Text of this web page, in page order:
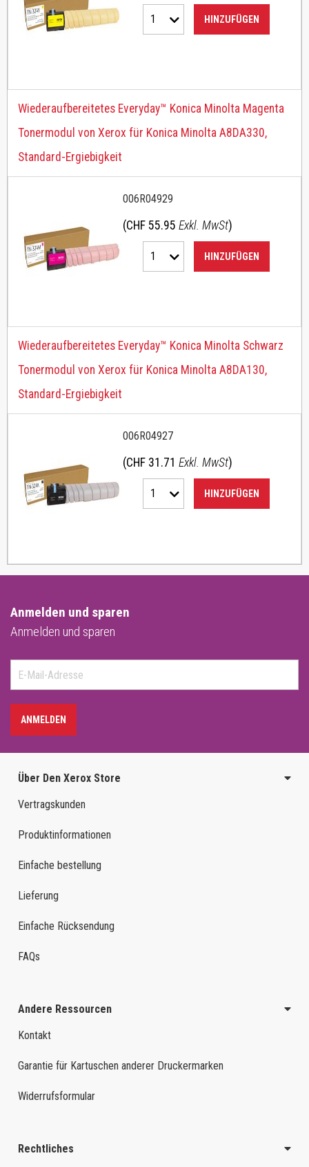
1 HINZUFÜGEN
Wiederaufbereitetes Everyday™ Konica Minolta Magenta
Tonermodul von Xerox für Konica Minolta A8DA330,
Standard-Ergiebigkeit
006R04929
(CHF 55.95 Exkl. MwSt)
1 HINZUFÜGEN
Wiederaufbereitetes Everyday™ Konica Minolta Schwarz
Tonermodul von Xerox für Konica Minolta A8DA130,
Standard-Ergiebigkeit
006R04927
(CHF 31.71 Exkl. MwSt)
1 HINZUFÜGEN
Anmelden und sparen
Anmelden und sparen
ANMELDEN
Über Den Xerox Store
Vertragskunden
Produktinformationen
Einfache bestellung
Lieferung
Einfache Rücksendung
FAQs
Andere Ressourcen
Kontakt
Garantie für Kartuschen anderer Druckermarken
Widerrufsformular
Rechtliches